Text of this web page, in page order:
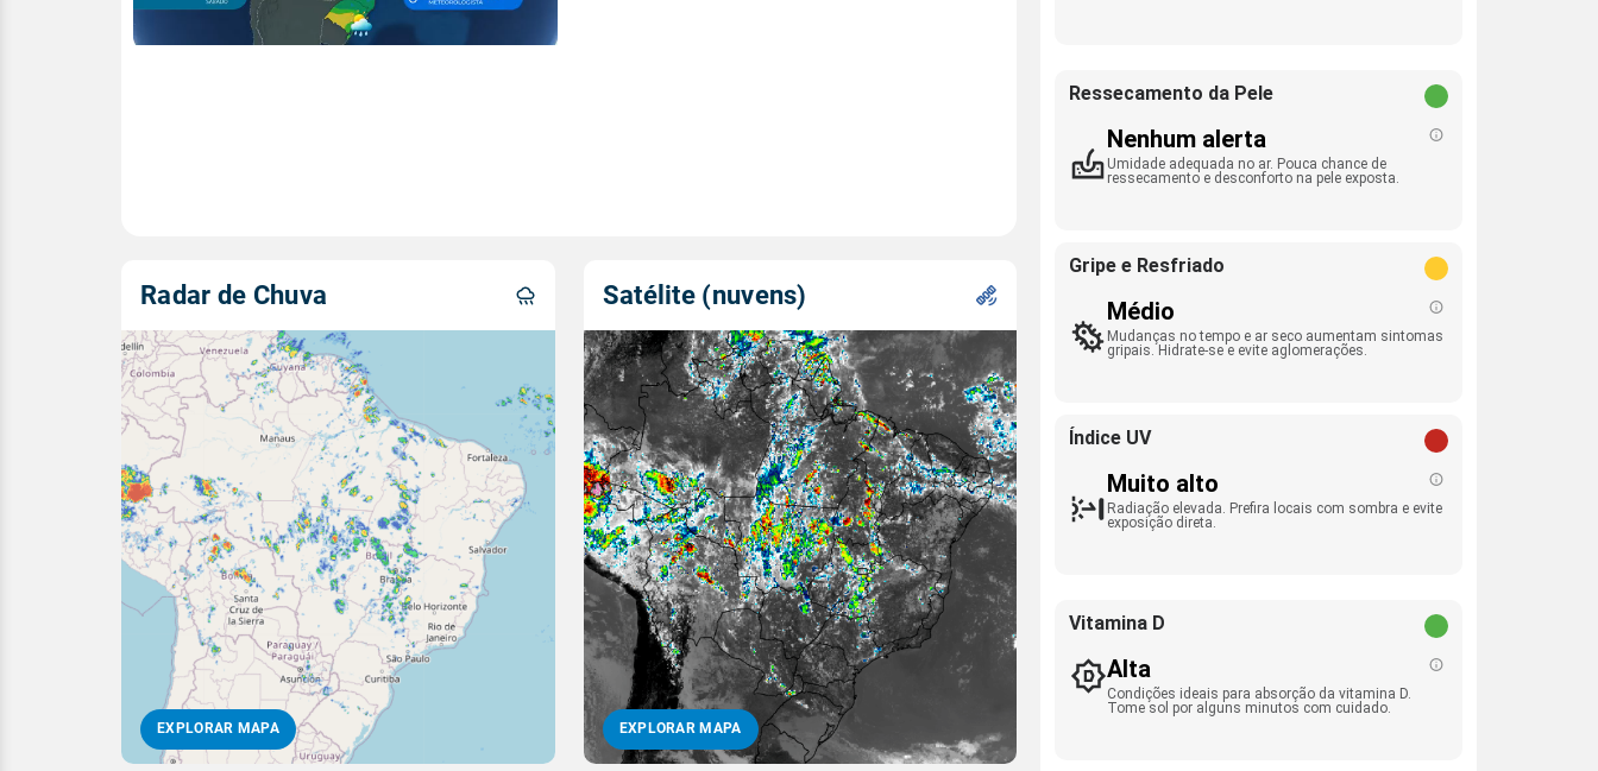
Radar de Chuva
EXPLORAR MAPA
Satélite (nuvens)
EXPLORAR MAPA
Ressecamento da Pele
Nenhum alerta
Umidade adequada no ar. Pouca chance de
ressecamento e desconforto na pele exposta.
Gripe e Resfriado
Médio
Mudanças no tempo e ar seco aumentam sintomas
gripais. Hidrate-se e evite aglomerações.
Índice UV
Muito alto
Radiação elevada. Prefira locais com sombra e evite
exposição direta.
Vitamina D
Alta
Condições ideais para absorção da vitamina D.
Tome sol por alguns minutos com cuidado.